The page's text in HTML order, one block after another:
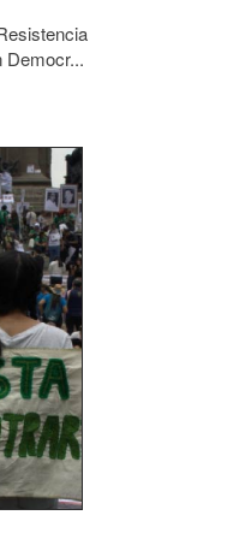
Democr...